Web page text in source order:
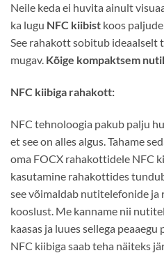
Neile keda ei huvita ainult
ka lugu NFC kiibist koos
See rahakott sobitub ideaalselt
mugav. Kõige kompaktsem
NFC kiibiga rahakott:
NFC tehnoloogia pakub palju
et see on alles algus. Tahame
oma FOCX rahakottidele NFC
kasutamine rahakottides
see võimaldab nutitelefonide
kooslust. Me kanname nii
kaasas ja luues sellega
NFC kiibiga saab teha näiteks